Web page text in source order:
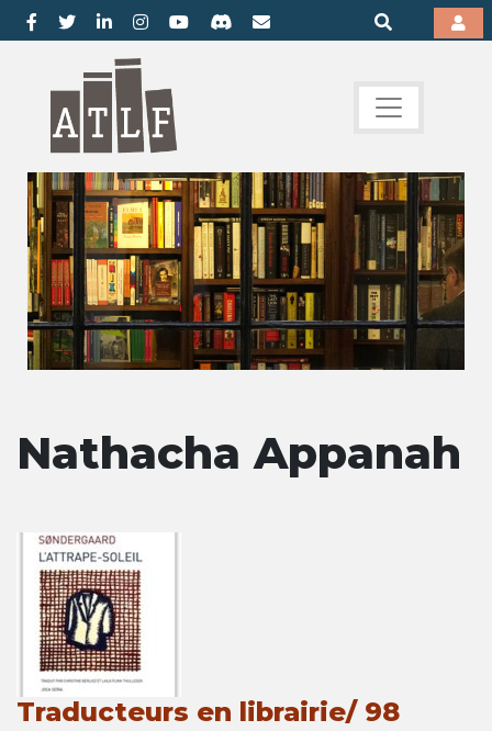
Nathacha Appanah
Traducteurs en librairie/ 98